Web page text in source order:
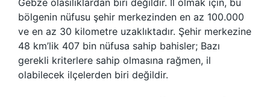
Gebze olasılıklardan biri değildir. İl olmak için, bu
bölgenin nüfusu şehir merkezinden en az 100.000
ve en az 30 kilometre uzaklıktadır. Şehir merkezine
48 km’lik 407 bin nüfusa sahip bahisler; Bazı
gerekli kriterlere sahip olmasına rağmen, il
olabilecek ilçelerden biri değildir.